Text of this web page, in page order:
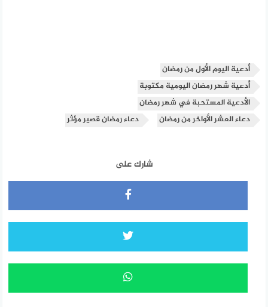
أدعية اليوم الأول من رمضان
أدعية شهر رمضان اليومية مكتوبة
الأدعية المستحبة في شهر رمضان
دعاء العشر الأواخر من رمضان
دعاء رمضان قصير مؤثر
شارك على